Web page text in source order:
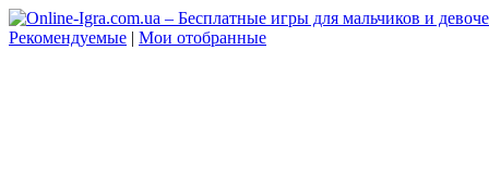
Рекомендуемые | Мои отобранные